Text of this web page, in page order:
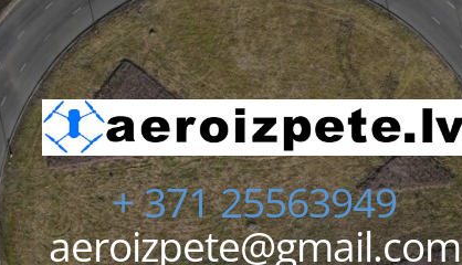
+ 371 25563949
aeroizpete@gmail.com